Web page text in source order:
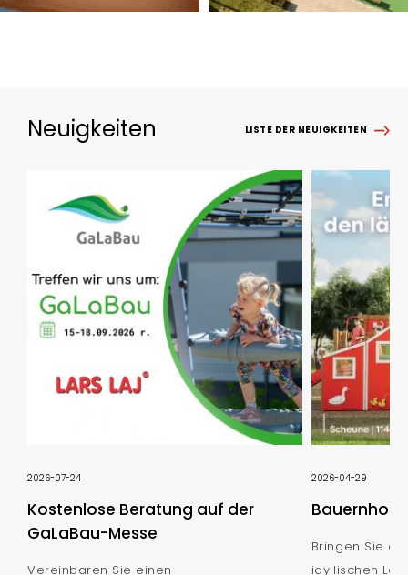
Neuigkeiten LISTE DER NEUIGKEITEN
2026-07-24
Kostenlose Beratung auf der
GaLaBau-Messe
Vereinbaren Sie einen
2026-04-29
Bauernhof
Bringen Sie
idyllischen